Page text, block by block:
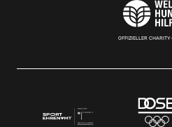
OFFIZIELLER